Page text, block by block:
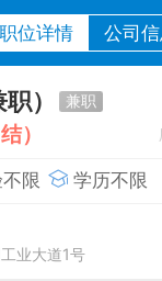
职位详情 公司
） 兼职
）
限 学历不限
业大道1号